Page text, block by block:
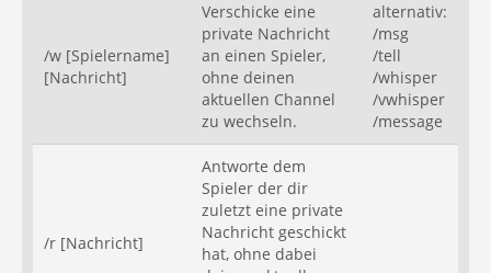
/w [Spielername]
[Nachricht]
Verschicke eine
private Nachricht
an einen Spieler,
ohne deinen
aktuellen Channel
zu wechseln.
alternativ:
/msg
/tell
/whisper
/vwhisper
/message
/r [Nachricht]
Antworte dem
Spieler der dir
zuletzt eine private
Nachricht geschickt
hat, ohne dabei